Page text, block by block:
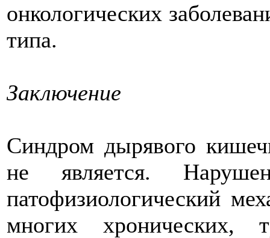
онкологических
типа.
Заключение
Синдром дырявого
не является.
патофизиологический
многих хронических,